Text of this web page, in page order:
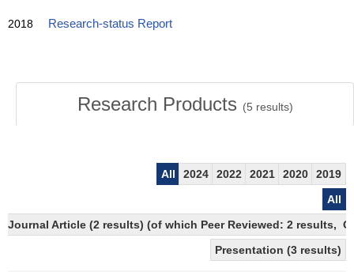
2018 Research-status Report
Research Products (5 results)
All 2024 2022 2021 2020
2019
All
Journal Article (2 results) (of which Peer Reviewed: 2 results,
Presentation (3 results)